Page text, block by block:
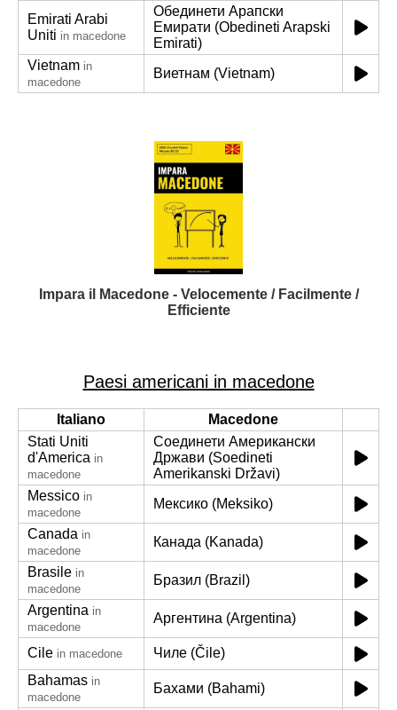
Emirati Arabi
Uniti in macedone
Обединети Арапски
Емирати (Obedineti Arapski
Emirati)
Vietnam in
macedone
Виетнам (Vietnam)
Impara il Macedone - Velocemente / Facilmente /
Efficiente
Paesi americani in macedone
Italiano
Macedone
Stati Uniti
d'America in
macedone
Соединети Американски
Држави (Soedineti
Amerikanski Državi)
Messico in
macedone
Мексико (Meksiko)
Canada in
macedone
Канада (Kanada)
Brasile in
macedone
Бразил (Brazil)
Argentina in
macedone
Аргентина (Argentina)
Cile in macedone
Чиле (Čile)
Bahamas in
macedone
Бахами (Bahami)